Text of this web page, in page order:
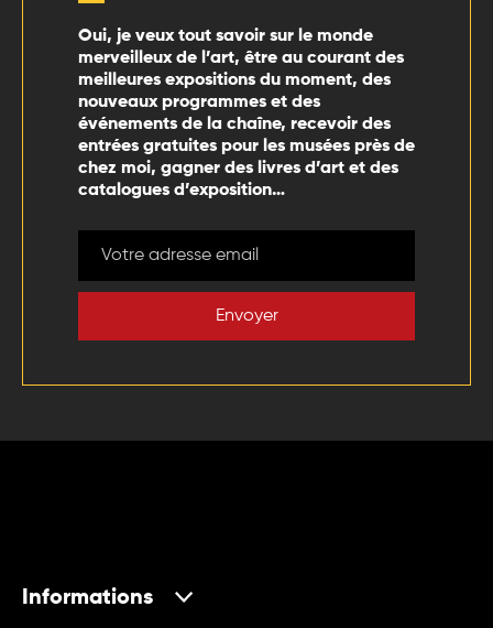
Oui, je veux tout savoir sur le monde
merveilleux de l’art, être au courant des
meilleures expositions du moment, des
nouveaux programmes et des
événements de la chaîne, recevoir des
entrées gratuites pour les musées près de
chez moi, gagner des livres d’art et des
catalogues d’exposition…
Envoyer
Informations